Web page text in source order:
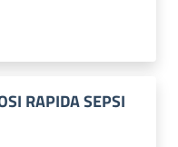
RAPIDA SEPSI